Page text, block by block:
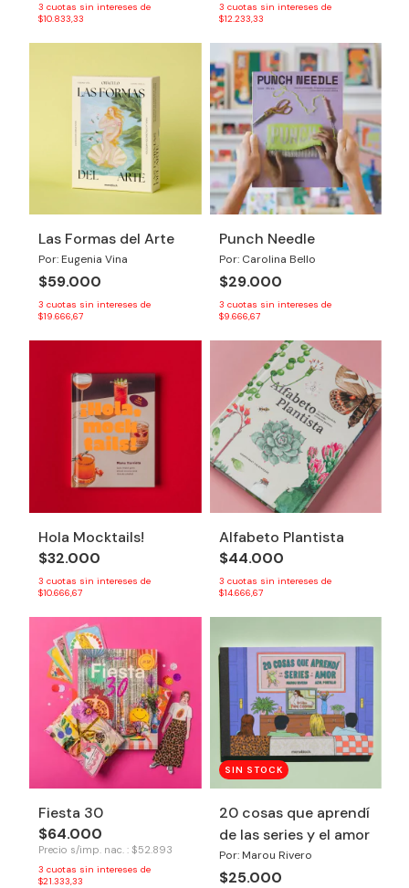
3 cuotas sin intereses de
$10.833,33
3 cuotas sin intereses de
$12.233,33
Las Formas del Arte
Por: Eugenia Vina
$59.000
3 cuotas sin intereses de
$19.666,67
Punch Needle
Por: Carolina Bello
$29.000
3 cuotas sin intereses de
$9.666,67
Hola Mocktails!
$32.000
3 cuotas sin intereses de
$10.666,67
Alfabeto Plantista
$44.000
3 cuotas sin intereses de
$14.666,67
Fiesta 30
$64.000
Precio s/imp. nac. : $52.893
3 cuotas sin intereses de
$21.333,33
SIN STOCK
20 cosas que aprendí
de las series y el amor
Por: Marou Rivero
$25.000